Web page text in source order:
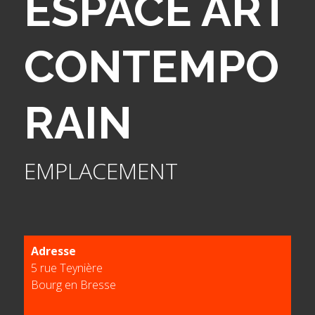
CONTEMPO
RAIN
EMPLACEMENT
Adresse
5 rue Teynière
Bourg en Bresse